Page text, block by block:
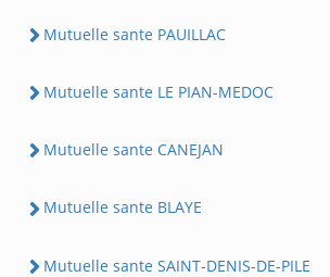
Mutuelle sante PAUILLAC
Mutuelle sante LE PIAN-MEDOC
Mutuelle sante CANEJAN
Mutuelle sante BLAYE
Mutuelle sante SAINT-DENIS-DE-PILE